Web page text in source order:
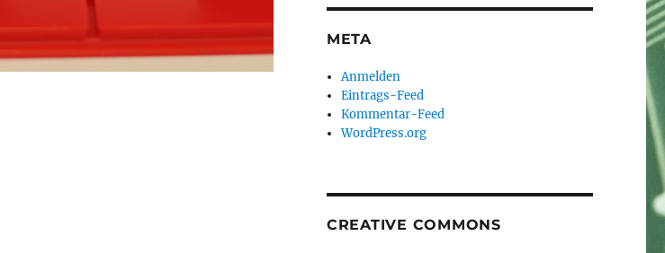
META
Anmelden
Eintrags-Feed
Kommentar-Feed
WordPress.org
CREATIVE COMMONS